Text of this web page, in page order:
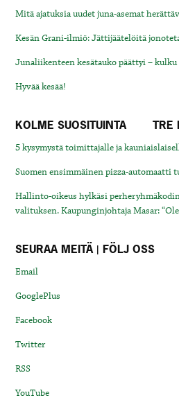
Mitä ajatuksia uudet juna-asemat
Kesän Grani-ilmiö: Jättijäätelöitä
Junaliikenteen kesätauko päättyi –
Hyvää kesää!
KOLME SUOSITUINTA TRE
5 kysymystä toimittajalle ja
Suomen ensimmäinen pizza-automaatti
Hallinto-oikeus hylkäsi
valituksen. Kaupunginjohtaja Masar:
SEURAA MEITÄ | FÖLJ OSS
Email
GooglePlus
Facebook
Twitter
RSS
YouTube